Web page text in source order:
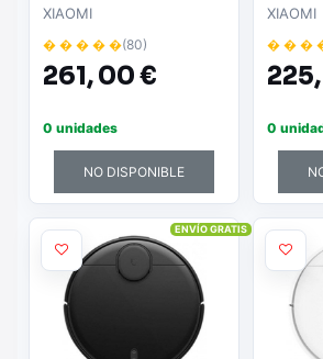
Pro/ Friegasuelos/
control por WiFi
XIAOMI
� � � � �(80)
261,00 €
0 unidades
NO DISPONIBLE
Pro/
XIAOMI
� � �
225,
0
ENVÍO GRATIS